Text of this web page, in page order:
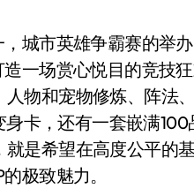
市英雄争霸赛的举
一场赏心悦目的竞技
物和宠物修炼、阵法
卡，还有一套嵌满
是希望在高度公平的
极致魅力。